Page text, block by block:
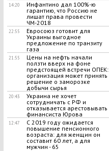
14:20
Инфантино дал 100%-ю
гарантию, что Россию не
лишат права провести
ЧМ-2018
22:55
Евросоюз готовит для
Украины выгодное
предложение по транзиту
газа
21:55
Цены на нефть начали
ползти вверх на фоне
предстоящей встречи ОПЕК:
организация может принять
решение о заморозке
добычи сырья
20:43
Украина не хочет
сотрудничать с РФ и
отказывается арестовывать
финансиста Юрова
12:47
С 2019 году ожидается
повышение пенсионного
возраста: для женщин он
составит 60 лет, а для
мужчин - 65